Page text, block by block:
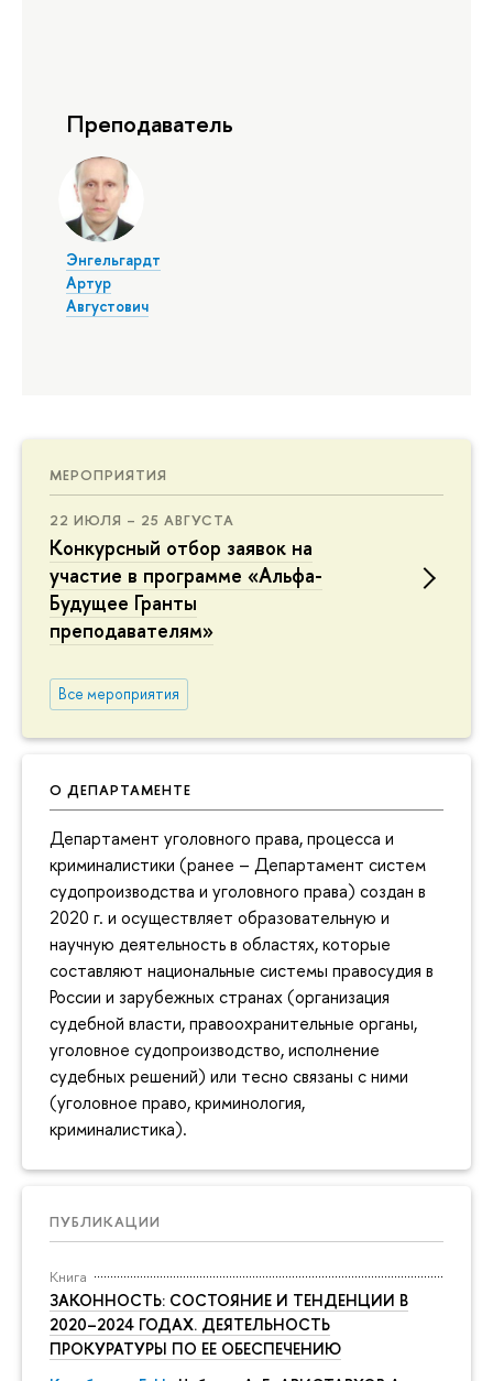
МЕРОПРИЯТИЯ
22 ИЮЛЯ – 25 АВГУСТА
Конкурсный отбор заявок на
участие в программе «Альфа-
Будущее Гранты
преподавателям»
Все мероприятия
О ДЕПАРТАМЕНТЕ
Департамент уголовного права, процесса и
криминалистики (ранее – Департамент систем
судопроизводства и уголовного права) создан в
2020 г. и осуществляет образовательную и
научную деятельность в областях, которые
составляют национальные системы правосудия в
России и зарубежных странах (организация
судебной власти, правоохранительные органы,
уголовное судопроизводство, исполнение
судебных решений) или тесно связаны с ними
(уголовное право, криминология,
криминалистика).
ПУБЛИКАЦИИ
Книга
ЗАКОННОСТЬ: СОСТОЯНИЕ И ТЕНДЕНЦИИ В
2020–2024 ГОДАХ. ДЕЯТЕЛЬНОСТЬ
ПРОКУРАТУРЫ ПО ЕЕ ОБЕСПЕЧЕНИЮ
Преподаватель
Энгельгардт
Артур
Августович